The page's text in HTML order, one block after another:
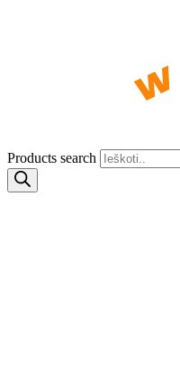
Products search